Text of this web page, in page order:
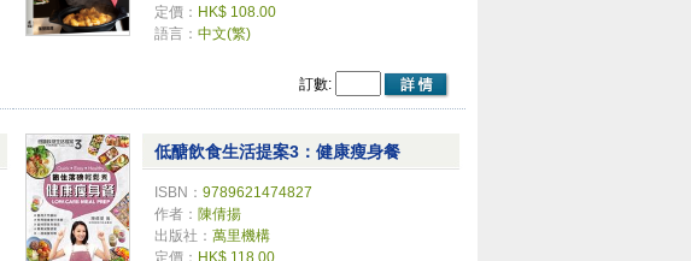
定價： HK$ 108.00
語言： 中文(繁)
訂數:
低醣飲食生活提案3：健康瘦身餐
ISBN： 9789621474827
作者： 陳倩揚
出版社： 萬里機構
定價： HK$ 118.00